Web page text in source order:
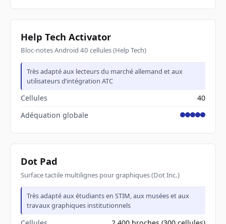
Help Tech Activator
Bloc-notes Android 40 cellules (Help Tech)
Très adapté aux lecteurs du marché allemand et aux
utilisateurs d’intégration ATC
Cellules
40
Adéquation globale
Dot Pad
Surface tactile multilignes pour graphiques (Dot Inc.)
Très adapté aux étudiants en STIM, aux musées et aux
travaux graphiques institutionnels